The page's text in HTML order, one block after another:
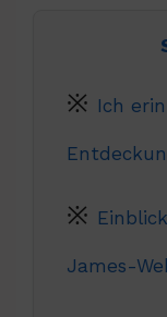
Ich
James-